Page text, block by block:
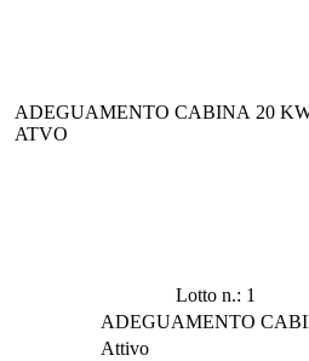
ADEGUAMENTO CABINA 20
ATVO
Lotto n.: 1
ADEGUAMENTO
Attivo